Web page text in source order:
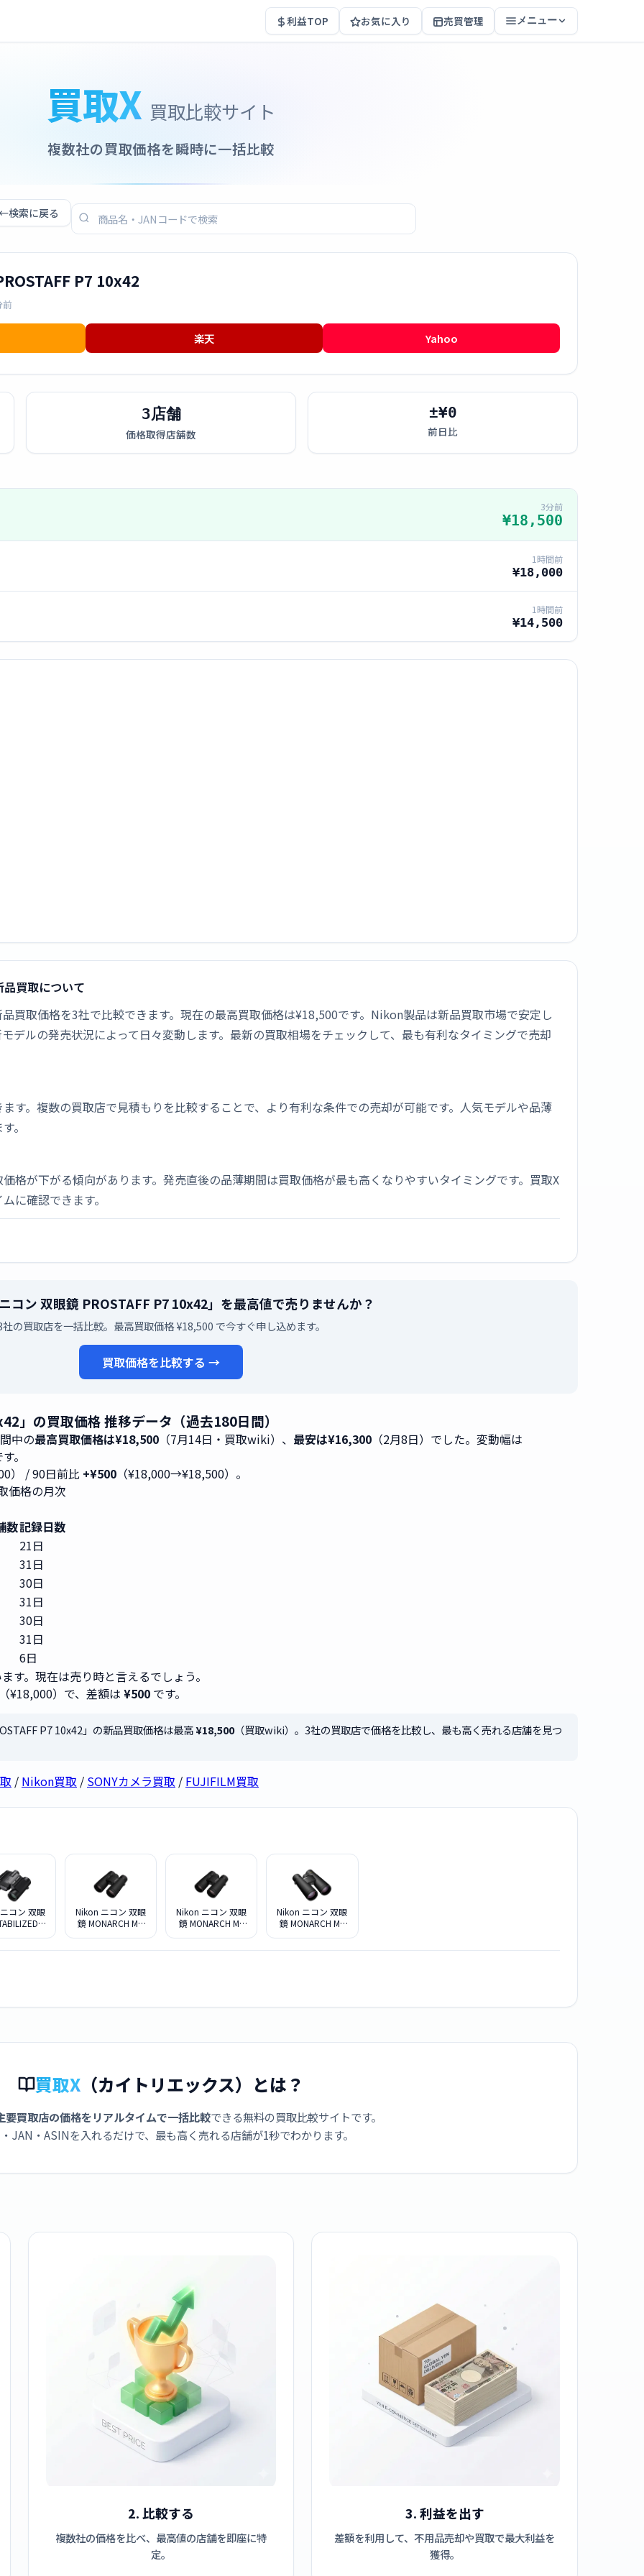
利益TOP お気に入り 売買管理 メニュー
買取X 買取比較サイト
複数社の買取価格を瞬時に一括比較
検索に戻る
P7 10x42
前
楽天 Yahoo
3店舗
価格取得店舗数
±¥0
前日比
3分前
¥18,500
1時間前
¥18,000
1時間前
¥14,500
買取について
買取価格を3社で比較できます。現在の最高買取価格は¥18,500です。Nikon製品は新品買取市場で安定し
デルの発売状況によって日々変動します。最新の買取相場をチェックして、最も有利なタイミングで売却
す。複数の買取店で見積もりを比較することで、より有利な条件での売却が可能です。人気モデルや品薄
。
格が下がる傾向があります。発売直後の品薄期間は買取価格が最も高くなりやすいタイミングです。買取X
に確認できます。
コン 双眼鏡 PROSTAFF P7 10x42」を最高値で売りませんか？
の買取店を一括比較。最高買取価格 ¥18,500 で今すぐ申し込めます。
買取価格を比較する →
」の買取価格 推移データ（過去180日間）
中の最高買取価格は¥18,500 （7月14日・買取wiki）、 最安は¥16,300 （2月8日）でした。変動幅は
。
） / 90日前比 +¥500 （¥18,000→¥18,500）。
価格の月次
数記録日数
21日
31日
30日
31日
30日
31日
6日
す。現在は売り時と言えるでしょう。
¥18,000）で、差額は ¥500 です。
P7 10x42」の新品買取価格は最高¥18,500（買取wiki）。3社の買取店で価格を比較し、最も高く売れる店舗を見つ
/ Nikon買取 / SONYカメラ買取 / FUJIFILM買取
コン 双眼
Nikon ニコン 双眼
鏡 MONARCH M7
Nikon ニコン 双眼
鏡 MONARCH M7
Nikon ニコン 双眼
鏡 MONARCH M5
買取X （カイトリエックス）とは？
要買取店の価格をリアルタイムで一括比較できる無料の買取比較サイトです。
JAN・ASINを入れるだけで、最も高く売れる店舗が1秒でわかります。
2. 比較する
複数社の価格を比べ、最高値の店舗を即座に特
定。
3. 利益を出す
差額を利用して、不用品売却や買取で最大利益を
獲得。